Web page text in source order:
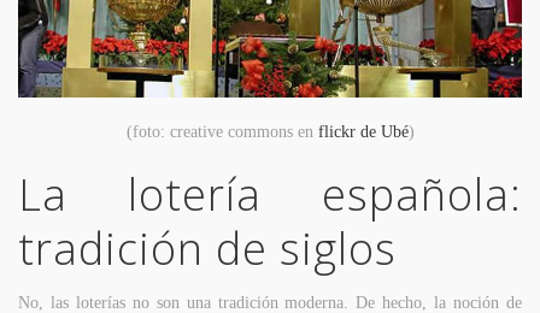
(foto: creative commons en flickr de Ubé)
La lotería española:
tradición de siglos
No, las loterías no son una tradición moderna. De hecho, la noción de